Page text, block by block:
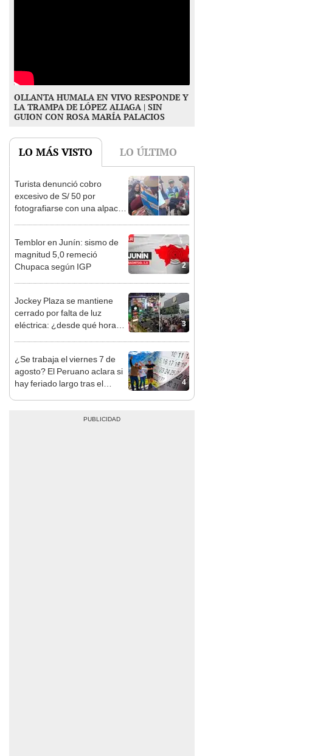
OLLANTA HUMALA EN VIVO RESPONDE Y
LA TRAMPA DE LÓPEZ ALIAGA | SIN
GUION CON ROSA MARÍA PALACIOS
LO MÁS VISTO LO ÚLTIMO
1
Turista denunció cobro
excesivo de S/ 50 por
fotografiarse con una alpaca
2
Temblor en Junín: sismo de
magnitud 5,0 remeció
Chupaca según IGP
3
Jockey Plaza se mantiene
cerrado por falta de luz
eléctrica: ¿desde qué hora
4
¿Se trabaja el viernes 7 de
agosto? El Peruano aclara si
hay feriado largo tras el